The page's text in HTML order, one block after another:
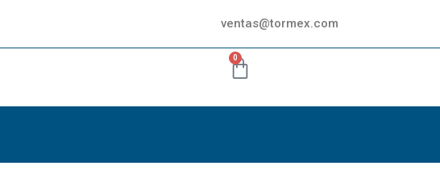
ventas@tormex.com
0